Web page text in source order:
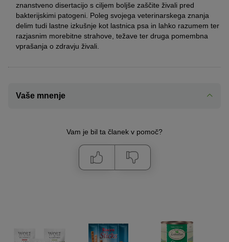
znanstveno disertacijo s ciljem boljše zaščite živali pred
bakterijskimi patogeni. Poleg svojega veterinarskega znanja
delim tudi lastne izkušnje kot lastnica psa in lahko razumem ter
razjasnim morebitne strahove, težave ter druga pomembna
vprašanja o zdravju živali.
Vaše mnenje
Vam je bil ta članek v pomoč?